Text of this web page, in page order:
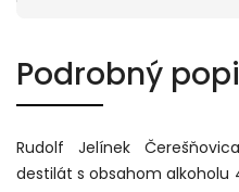
Podrobný
Rudolf Jelínek
destilát s obsahom alkoholu